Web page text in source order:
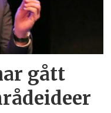
gått